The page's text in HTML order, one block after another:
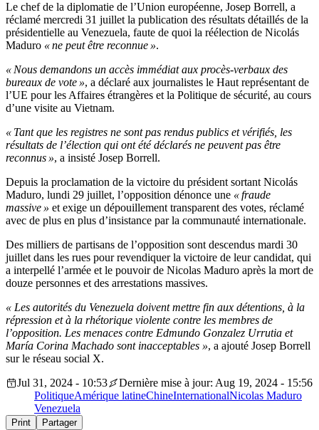
Le chef de la diplomatie de l’Union européenne, Josep Borrell, a
réclamé mercredi 31 juillet la publication des résultats détaillés de la
présidentielle au Venezuela, faute de quoi la réélection de Nicolás
Maduro « ne peut être reconnue ».
« Nous demandons un accès immédiat aux procès-verbaux des
bureaux de vote », a déclaré aux journalistes le Haut représentant de
l’UE pour les Affaires étrangères et la Politique de sécurité, au cours
d’une visite au Vietnam.
« Tant que les registres ne sont pas rendus publics et vérifiés, les
résultats de l’élection qui ont été déclarés ne peuvent pas être
reconnus », a insisté Josep Borrell.
Depuis la proclamation de la victoire du président sortant Nicolás
Maduro, lundi 29 juillet, l’opposition dénonce une « fraude
massive » et exige un dépouillement transparent des votes, réclamé
avec de plus en plus d’insistance par la communauté internationale.
Des milliers de partisans de l’opposition sont descendus mardi 30
juillet dans les rues pour revendiquer la victoire de leur candidat, qui
a interpellé l’armée et le pouvoir de Nicolas Maduro après la mort de
douze personnes et des arrestations massives.
« Les autorités du Venezuela doivent mettre fin aux détentions, à la
répression et à la rhétorique violente contre les membres de
l’opposition. Les menaces contre Edmundo Gonzalez Urrutia et
María Corina Machado sont inacceptables », a ajouté Josep Borrell
sur le réseau social X.
Jul 31, 2024 - 10:53
Dernière mise à jour: Aug 19, 2024 - 15:56
PolitiqueAmérique latineChineInternationalNicolas Maduro
Venezuela
Print Partager